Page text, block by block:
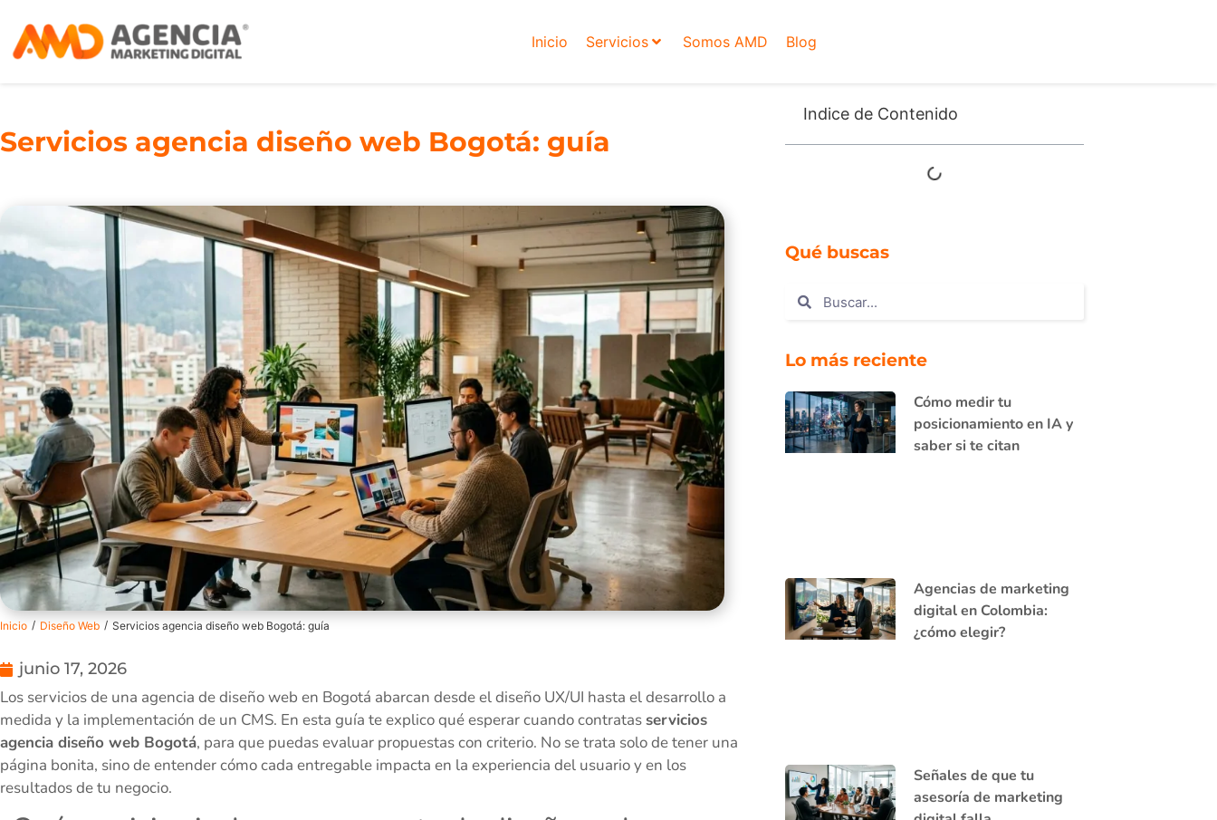
Inicio Servicios Somos AMD Blog
Servicios agencia diseño web Bogotá: guía
Inicio / Diseño Web / Servicios agencia diseño web Bogotá: guía
junio 17, 2026
Los servicios de una agencia de diseño web en Bogotá abarcan desde el diseño UX/UI hasta el desarrollo a
medida y la implementación de un CMS. En esta guía te explico qué esperar cuando contratasservicios
agencia diseño web Bogotá, para que puedas evaluar propuestas con criterio. No se trata solo de tener una
página bonita, sino de entender cómo cada entregable impacta en la experiencia del usuario y en los
resultados de tu negocio.
Indice de Contenido
Qué buscas
Lo más reciente
Cómo medir tu
posicionamiento en IA y
saber si te citan
Agencias de marketing
digital en Colombia:
¿cómo elegir?
Señales de que tu
asesoría de marketing